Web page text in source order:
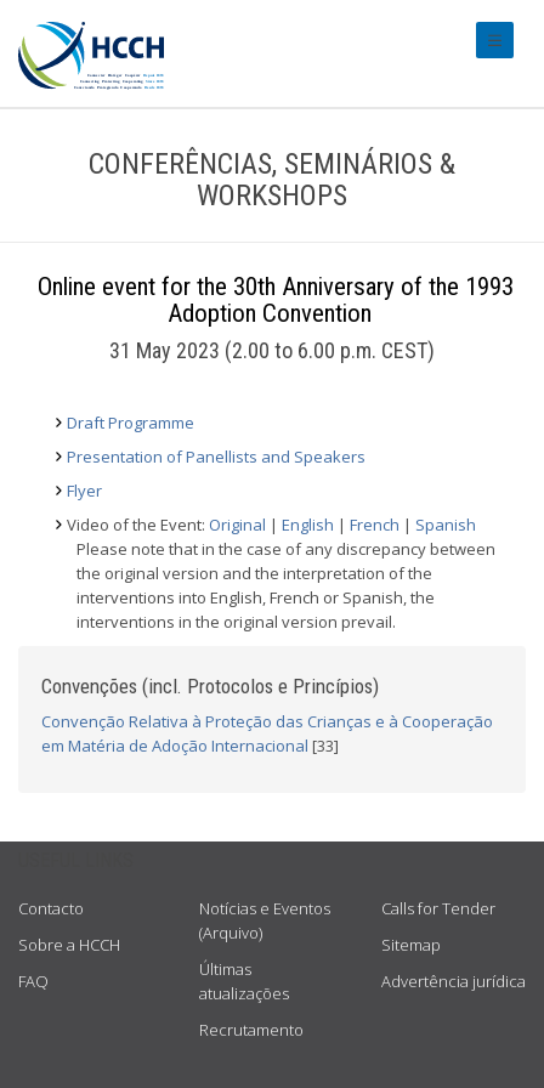
CONFERÊNCIAS, SEMINÁRIOS &
WORKSHOPS
Online event for the 30th Anniversary of the 1993
Adoption Convention
31 May 2023 (2.00 to 6.00 p.m. CEST)
Draft Programme
Presentation of Panellists and Speakers
Flyer
Video of the Event: Original | English | French | Spanish
Please note that in the case of any discrepancy between
the original version and the interpretation of the
interventions into English, French or Spanish, the
interventions in the original version prevail.
Convenções (incl. Protocolos e Princípios)
Convenção Relativa à Proteção das Crianças e à Cooperação
em Matéria de Adoção Internacional [33]
Contacto
Sobre a HCCH
FAQ
Notícias e Eventos
(Arquivo)
Últimas
atualizações
Recrutamento
Calls for Tender
Sitemap
Advertência jurídica